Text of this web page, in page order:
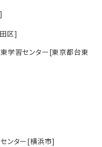
区]
学習センター[東京都台東
ンター[横浜市]